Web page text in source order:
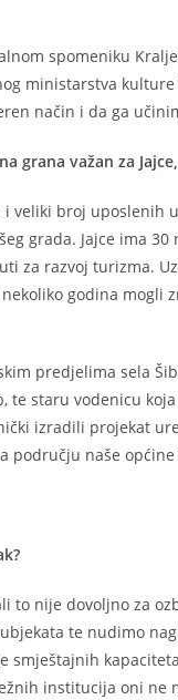
spomeniku
ministarstva
način i da ga
grana važan za
veliki broj uposlenih
grada. Jajce ima
za razvoj turizma.
godina mogli
predjelima sela
staru vodenicu
izradili projekat
naše
to nije dovoljno za
te nudimo
institucija oni ne